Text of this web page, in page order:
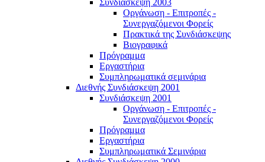
Συνδιάσκεψη 2003
Οργάνωση - Επιτροπές -
Συνεργαζόμενοι Φορείς
Πρακτικά της Συνδιάσκεψης
Βιογραφικά
Πρόγραμμα
Εργαστήρια
Συμπληρωματικά σεμινάρια
Διεθνής Συνδιάσκεψη 2001
Συνδιάσκεψη 2001
Οργάνωση - Επιτροπές -
Συνεργαζόμενοι Φορείς
Πρόγραμμα
Εργαστήρια
Συμπληρωματικά Σεμινάρια